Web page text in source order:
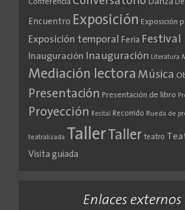
Conferencia Danza
Encuentro Exposición Exposición
Exposición temporal Feria Festival
Inauguración Inauguración Literatura
Mediación lectora Música
Presentación Presentación de libro
Proyección Recital Recorrido Rueda de
teatralizada Taller Taller teatro
Visita guiada
Enlaces externos